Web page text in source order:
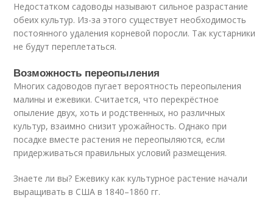
Недостатком садоводы называют сильное разрастание
обеих культур. Из-за этого существует необходимость
постоянного удаления корневой поросли. Так кустарники
не будут переплетаться.
Возможность переопыления
Многих садоводов пугает вероятность переопыления
малины и ежевики. Считается, что перекрёстное
опыление двух, хоть и родственных, но различных
культур, взаимно снизит урожайность. Однако при
посадке вместе растения не переопыляются, если
придерживаться правильных условий размещения.
Знаете ли вы? Ежевику как культурное растение начали
выращивать в США в 1840–1860 гг.